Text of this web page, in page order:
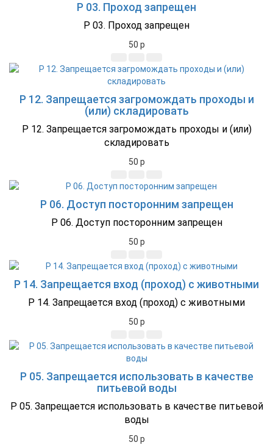
P 03. Проход запрещен
P 03. Проход запрещен
50 p
P 12. Запрещается загромождать проходы и
(или) складировать
P 12. Запрещается загромождать проходы и (или)
складировать
50 p
P 06. Доступ посторонним запрещен
P 06. Доступ посторонним запрещен
50 p
P 14. Запрещается вход (проход) с животными
P 14. Запрещается вход (проход) с животными
50 p
P 05. Запрещается использовать в качестве
питьевой воды
P 05. Запрещается использовать в качестве питьевой
воды
50 p